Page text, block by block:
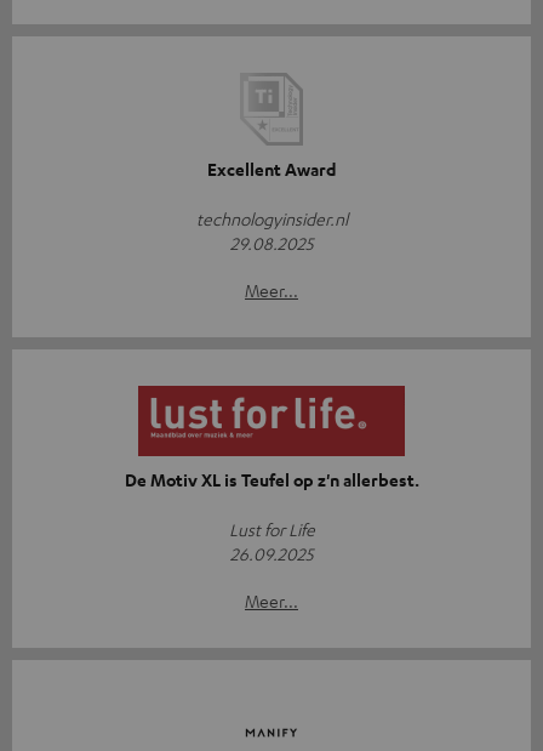
Excellent Award
technologyinsider.nl
29.08.2025
Meer...
De Motiv XL is Teufel op z'n allerbest.
Lust for Life
26.09.2025
Meer...